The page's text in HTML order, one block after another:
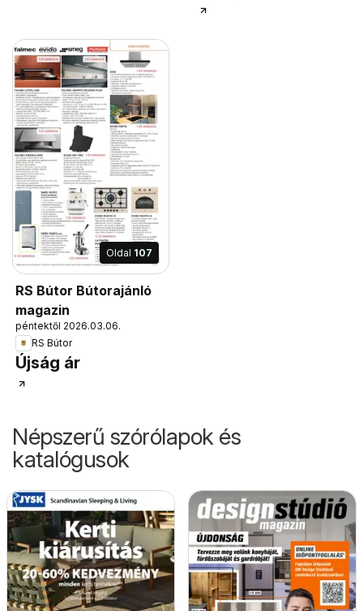
Oldal 107
RS Bútor Bútorajánló
magazin
péntektől 2026.03.06.
RS Bútor
Újság ár
Népszerű szórólapok és
katalógusok